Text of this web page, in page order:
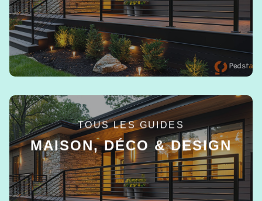
TOUS LES GUIDES
MAISON, DÉCO & DESIGN
EN SAVOIR +